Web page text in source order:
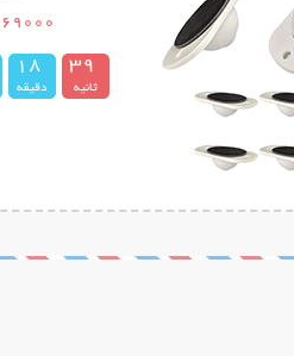
139000
38
ثانیه
1 8
دقیقه